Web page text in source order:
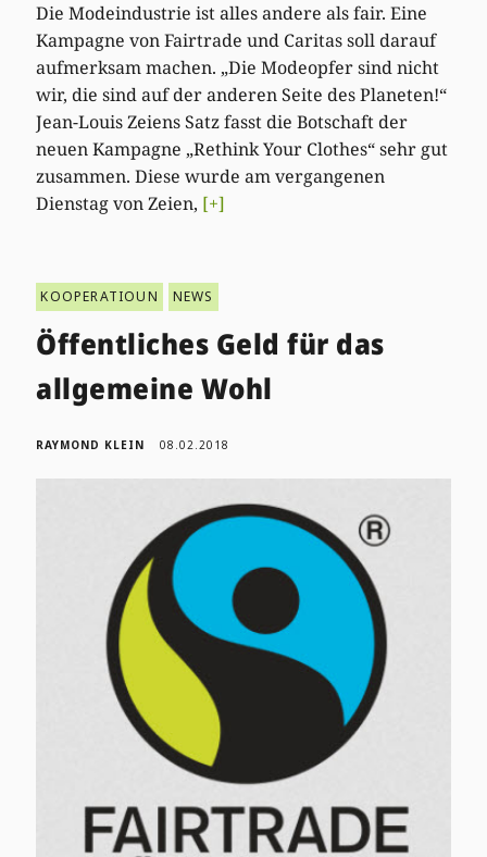
Die Modeindustrie ist alles andere als fair. Eine
Kampagne von Fairtrade und Caritas soll darauf
aufmerksam machen. „Die Modeopfer sind nicht
wir, die sind auf der anderen Seite des Planeten!“
Jean-Louis Zeiens Satz fasst die Botschaft der
neuen Kampagne „Rethink Your Clothes“ sehr gut
zusammen. Diese wurde am vergangenen
Dienstag von Zeien, [+]
KOOPERATIOUN NEWS
Öffentliches Geld für das
allgemeine Wohl
RAYMOND KLEIN 08.02.2018